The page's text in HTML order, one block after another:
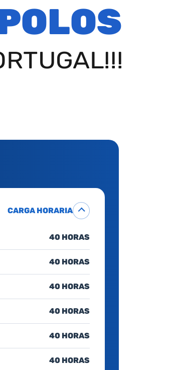
CARGA HORARIA
40 HORAS
40 HORAS
40 HORAS
40 HORAS
40 HORAS
40 HORAS